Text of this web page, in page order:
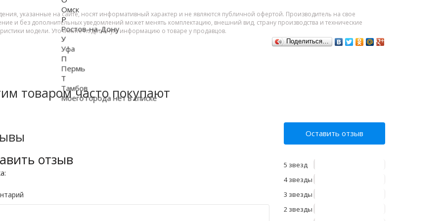
указанные на сайте, носят информативный характер и не являются публичной офертой. Производитель на свое
и без дополнительных уведомлений может менять комплектацию, внешний вид, страну производства и технические
модели. Уточняйте подробную информацию о товаре у продавцов.
Поделиться…
товаром часто покупают
отзыв
Оставить отзыв
5 звезд
4 звезды
3 звезды
2 звезды
Омск
Р
Ростов-на-Дону
У
Уфа
П
Пермь
Т
Тамбов
Моего города нет в списке